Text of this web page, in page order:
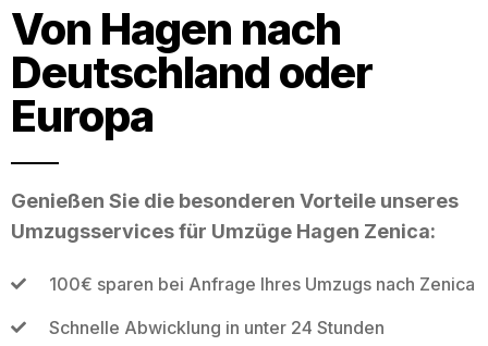
Von Hagen nach
Deutschland oder
Europa
Genießen Sie die besonderen Vorteile unseres
Umzugsservices für Umzüge Hagen Zenica:
100€ sparen bei Anfrage Ihres Umzugs nach Zenica
Schnelle Abwicklung in unter 24 Stunden